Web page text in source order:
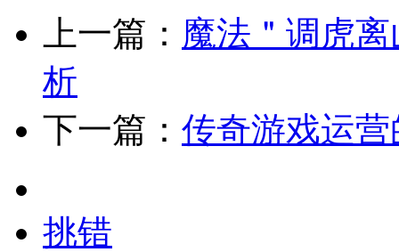
上一篇： 魔法＂调虎
析
下一篇： 传奇游戏运
挑错